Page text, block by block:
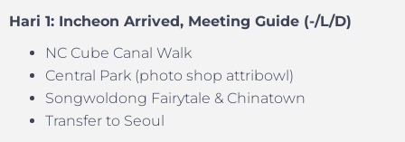
Hari 1: Incheon Arrived, Meeting Guide (-/L/D)
NC Cube Canal Walk
Central Park (photo shop attribowl)
Songwoldong Fairytale & Chinatown
Transfer to Seoul